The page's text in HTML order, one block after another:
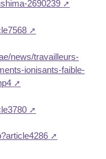
2690239
news/travailleurs-
ionisants-faible-